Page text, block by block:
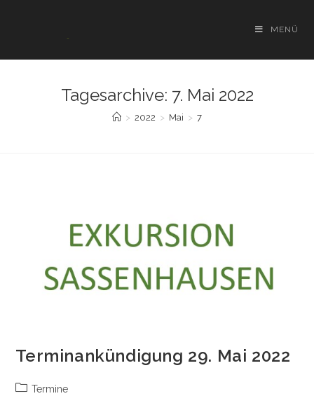
MENÜ
Tagesarchive: 7. Mai 2022
> 2022 > Mai > 7
Terminankündigung 29. Mai 2022
Beitrags-
Termine